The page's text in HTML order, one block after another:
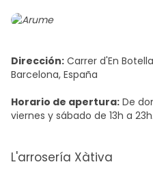
Dirección: Carrer d'En
Barcelona, España
Horario de apertura: De
viernes y sábado de 13h a 23h.
L'arrosería Xàtiva